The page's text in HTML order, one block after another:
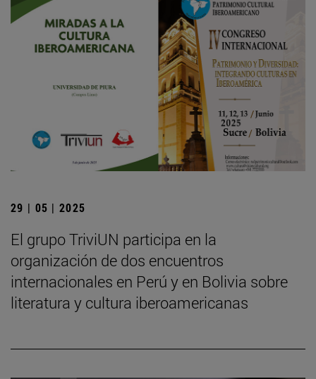
29 | 05 | 2025
El grupo TriviUN participa en la
organización de dos encuentros
internacionales en Perú y en Bolivia sobre
literatura y cultura iberoamericanas